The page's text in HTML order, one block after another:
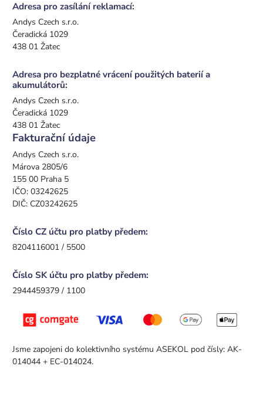
Adresa pro zasílání reklamací:
Andys Czech s.r.o.
Čeradická 1029
438 01 Žatec
Adresa pro bezplatné vrácení použitých baterií a
akumulátorů:
Andys Czech s.r.o.
Čeradická 1029
438 01 Žatec
Fakturační údaje
Andys Czech s.r.o.
Márova 2805/6
155 00 Praha 5
IČO: 03242625
DIČ: CZ03242625
Číslo CZ účtu pro platby předem:
8204116001 / 5500
Číslo SK účtu pro platby předem:
2944459379 / 1100
Jsme zapojeni do kolektivního systému ASEKOL pod čísly: AK-
014044 + EC-014024.